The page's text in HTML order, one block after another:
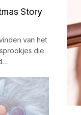
Story
van het
die